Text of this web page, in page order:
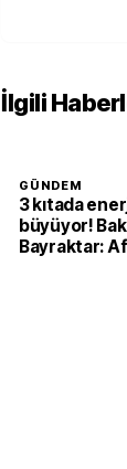
İlgili
GÜNDEM
3 kıtada
büyüyor!
Bayraktar: